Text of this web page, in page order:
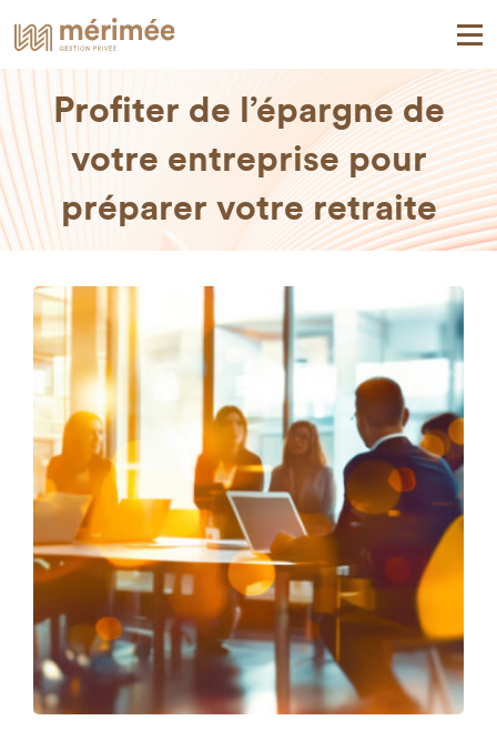
Profiter de l’épargne de
votre entreprise pour
préparer votre retraite